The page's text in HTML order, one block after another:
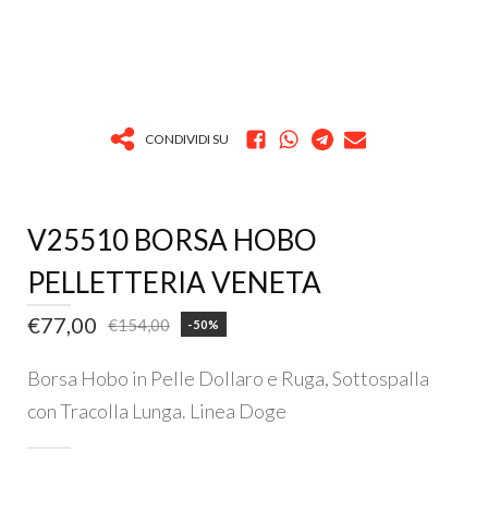
CONDIVIDI SU
V25510 BORSA HOBO
PELLETTERIA VENETA
€154,00
Il
prezzo
originale
€77,00
Il
prezzo
attuale
-50%
Borsa Hobo in Pelle Dollaro e Ruga, Sottospalla
con Tracolla Lunga. Linea Doge